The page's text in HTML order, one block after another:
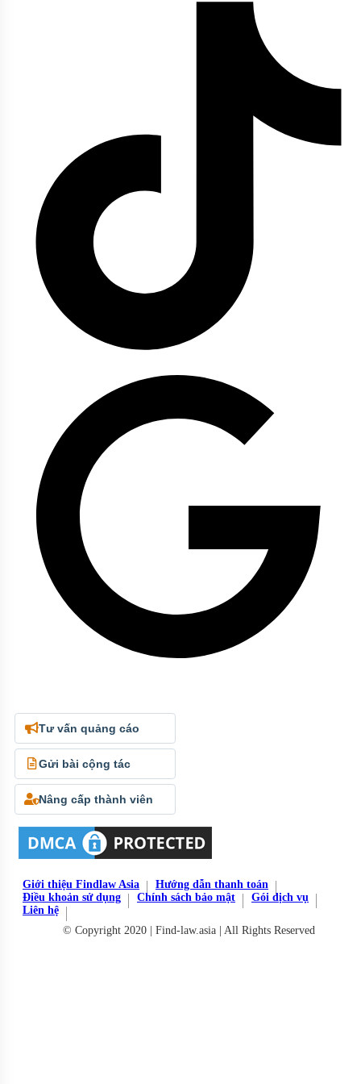
Tư vấn quảng cáo
Gửi bài cộng tác
Nâng cấp thành viên
Giới thiệu Findlaw Asia
Hướng dẫn thanh toán
Điều khoản sử dụng
Chính sách bảo mật
Gói dịch vụ
Liên hệ
© Copyright 2020 | Find-law.asia | All Rights Reserved